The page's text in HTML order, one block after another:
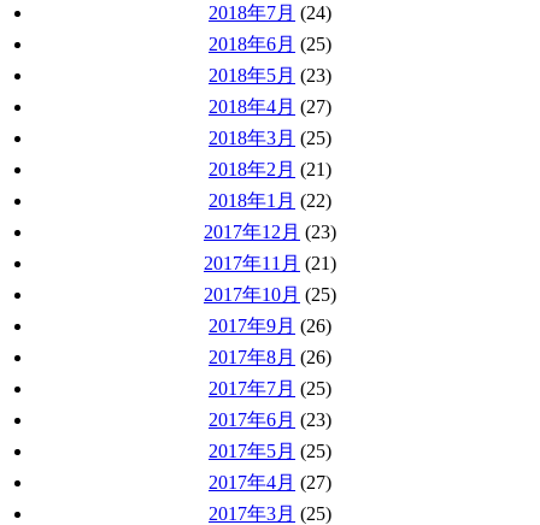
2018年7月 (24)
2018年6月 (25)
2018年5月 (23)
2018年4月 (27)
2018年3月 (25)
2018年2月 (21)
2018年1月 (22)
2017年12月 (23)
2017年11月 (21)
2017年10月 (25)
2017年9月 (26)
2017年8月 (26)
2017年7月 (25)
2017年6月 (23)
2017年5月 (25)
2017年4月 (27)
2017年3月 (25)